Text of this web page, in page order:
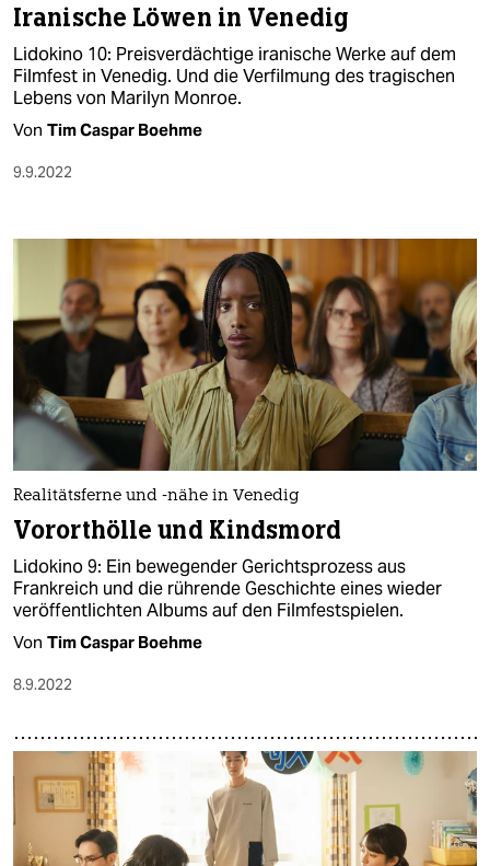
Iranische Löwen in Venedig
Lidokino 10: Preisverdächtige iranische Werke auf dem
Filmfest in Venedig. Und die Verfilmung des tragischen
Lebens von Marilyn Monroe.
Von Tim Caspar Boehme
9.9.2022
Realitätsferne und -nähe in Venedig
Vororthölle und Kindsmord
Lidokino 9: Ein bewegender Gerichtsprozess aus
Frankreich und die rührende Geschichte eines wieder
veröffentlichten Albums auf den Filmfestspielen.
Von Tim Caspar Boehme
8.9.2022